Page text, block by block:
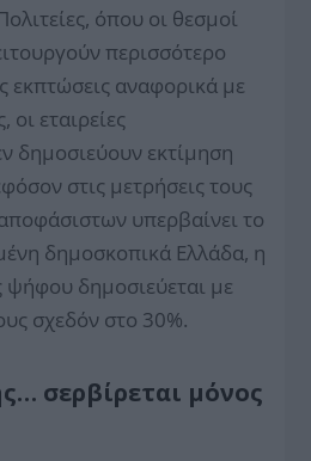
όπου οι θεσμοί
περισσότερο
εκπτώσεις αναφορικά με
οι εταιρείες
δημοσιεύουν εκτίμηση
στις μετρήσεις τους
υπερβαίνει το
δημοσκοπικά Ελλάδα, η
ψήφου δημοσιεύεται με
σχεδόν στο 30%.
σερβίρεται μόνος